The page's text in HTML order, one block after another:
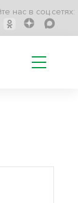
нас в соц.сетях: